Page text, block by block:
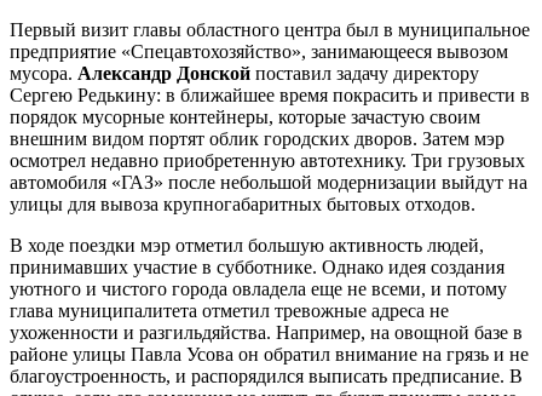
Первый визит главы областного центра был в муниципальное
предприятие «Спецавтохозяйство», занимающееся вывозом
мусора. Александр Донской поставил задачу директору
Сергею Редькину: в ближайшее время покрасить и привести в
порядок мусорные контейнеры, которые зачастую своим
внешним видом портят облик городских дворов. Затем мэр
осмотрел недавно приобретенную автотехнику. Три грузовых
автомобиля «ГАЗ» после небольшой модернизации выйдут на
улицы для вывоза крупногабаритных бытовых отходов.
В ходе поездки мэр отметил большую активность людей,
принимавших участие в субботнике. Однако идея создания
уютного и чистого города овладела еще не всеми, и потому
глава муниципалитета отметил тревожные адреса не
ухоженности и разгильдяйства. Например, на овощной базе в
районе улицы Павла Усова он обратил внимание на грязь и не
благоустроенность, и распорядился выписать предписание. В